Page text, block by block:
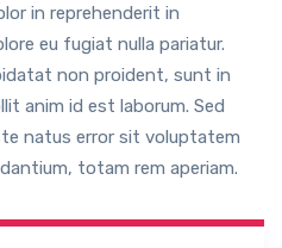
in reprehenderit in
eu fugiat nulla pariatur.
non proident, sunt in
anim id est laborum. Sed
natus error sit voluptatem
totam rem aperiam.